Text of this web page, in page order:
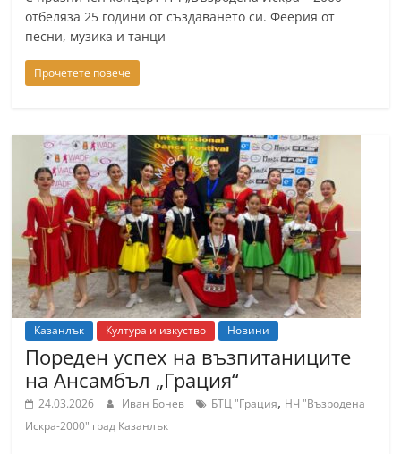
n
l
a
k
i
n
f
o
k
a
z
a
n
l
отбеляза 25 години от създаването си. Феерия от
песни, музика и танци
Прочетете повече
Казанлък Култура и изкуство Новини
Пореден успех на възпитаниците
на Ансамбъл „Грация“
24.03.2026 Иван Бонев БТЦ "Грация, НЧ "Възродена
Искра-2000" град Казанлък